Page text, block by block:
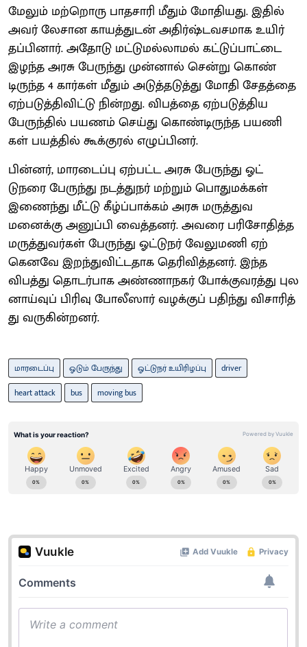
மேலும் மற்​றொரு பாத​சாரி மீதும் மோதி​யது. இதில்
அவர் லேசான காயத்​துடன் அதிர்​ஷ்ட​வச​மாக உயிர்
தப்​பி​னார். அதோடு மட்டுமல்​லாமல் கட்​டுப்​பாட்டை
இழந்த அரசு பேருந்து முன்​னால் சென்று கொண்​
டிருந்த 4 கார்​கள் மீதும் அடுத்​தடுத்து மோதி சேதத்தை
ஏற்​படுத்​தி​விட்டு நின்​றது. விபத்தை ஏற்​படுத்​திய
பேருந்​தில் பயணம் செய்து கொண்டிருந்த பயணி​
கள் பயத்​தில் கூக்​குரல் எழுப்​பினர்.
பின்​னர், மாரடைப்பு ஏற்​பட்ட அரசு பேருந்து ஓட்​
டுநரை பேருந்து நடத்​துநர் மற்​றும் பொது​மக்​கள்
இணைந்து மீட்டு கீழ்ப்​பாக்​கம் அரசு மருத்​து​வ​
மனைக்கு அனுப்பி வைத்​தனர். அவரை பரிசோ​தித்த
மருத்​து​வர்​கள் பேருந்து ஓட்​டுநர் வேலுமணி ஏற்​
கெனவே இறந்து​விட்​ட​தாக தெரி​வித்​தனர். இந்த
விபத்து தொடர்​பாக அண்​ணாநகர் போக்​கு​வரத்து புல​
னாய்​வுப் பிரிவு போலீ​ஸார் வழக்​குப்​ பதிந்து வி​சா​ரித்​
து வரு​கின்​றனர்​.
மாரடைப்பு ஓடும் பேருந்து ஓட்டுநர் உயிரிழப்பு
driver
heart attack
bus moving bus